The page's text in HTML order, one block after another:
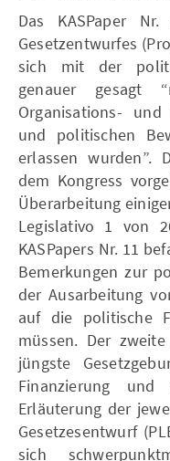
Das KASPaper
Gesetzentwurfes
sich mit der
genauer gesagt
Organisations-
und politischen
erlassen wurden”.
dem Kongress
Überarbeitung
Legislativo 1 von
KASPapers Nr. 11
Bemerkungen zur
der Ausarbeitung
auf die politische
müssen. Der
jüngste
Finanzierung
Erläuterung der
Gesetzesentwurf
sich